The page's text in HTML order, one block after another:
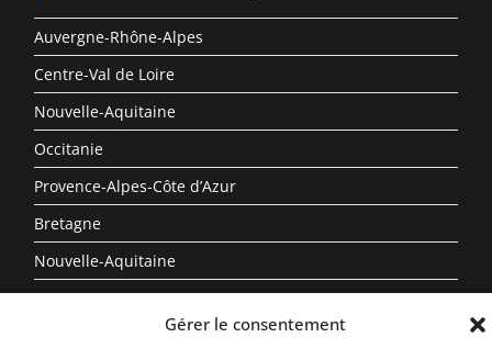
Gérer le consentement
Auvergne-Rhône-Alpes
Centre-Val de Loire
Nouvelle-Aquitaine
Occitanie
Provence-Alpes-Côte d’Azur
Bretagne
Nouvelle-Aquitaine